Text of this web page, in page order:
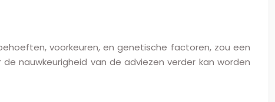
voorkeuren, en genetische factoren, zou een
nauwkeurigheid van de adviezen verder kan worden